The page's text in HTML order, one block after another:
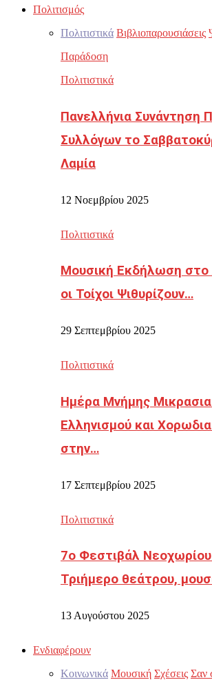
Πολιτισμός
Πολιτιστικά Βιβλιοπαρουσιάσεις
Παράδοση
Πολιτιστικά
Πανελλήνια Συνάντηση
Συλλόγων το
Λαμία
12 Νοεμβρίου 2025
Πολιτιστικά
Μουσική Εκδήλωση στο
οι Τοίχοι Ψιθυρίζουν…
29 Σεπτεμβρίου 2025
Πολιτιστικά
Ημέρα Μνήμης
Ελληνισμού και
στην…
17 Σεπτεμβρίου 2025
Πολιτιστικά
7ο Φεστιβάλ
Τριήμερο θεάτρου,
13 Αυγούστου 2025
Ενδιαφέρουν
Κοινωνικά Μουσική Σχέσεις Σαν